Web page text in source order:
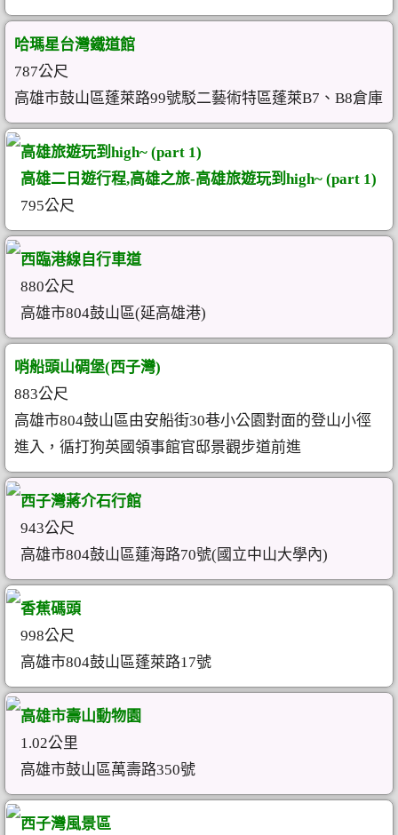
哈瑪星台灣鐵道館
787公尺
高雄市鼓山區蓬萊路99號駁二藝術特區蓬萊B7、B8倉庫
高雄旅遊玩到high~ (part 1)
高雄二日遊行程,高雄之旅-高雄旅遊玩到high~ (part 1)
795公尺
西臨港線自行車道
880公尺
高雄市804鼓山區(延高雄港)
哨船頭山碉堡(西子灣)
883公尺
高雄市804鼓山區由安船街30巷小公園對面的登山小徑
進入，循打狗英國領事館官邸景觀步道前進
西子灣蔣介石行館
943公尺
高雄市804鼓山區蓮海路70號(國立中山大學內)
香蕉碼頭
998公尺
高雄市804鼓山區蓬萊路17號
高雄市壽山動物園
1.02公里
高雄市鼓山區萬壽路350號
西子灣風景區